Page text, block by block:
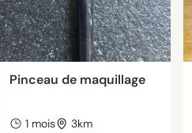
Pinceau de maquillage
1 mois 3km